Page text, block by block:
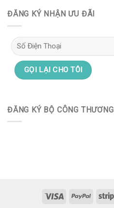
ĐĂNG KÝ NHẬN ƯU ĐÃI
ĐĂNG KÝ BỘ CÔNG THƯƠNG